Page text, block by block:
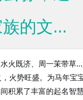
的文...
火既济、周一茉带草
火势旺盛。为马年
积累了丰富的起名